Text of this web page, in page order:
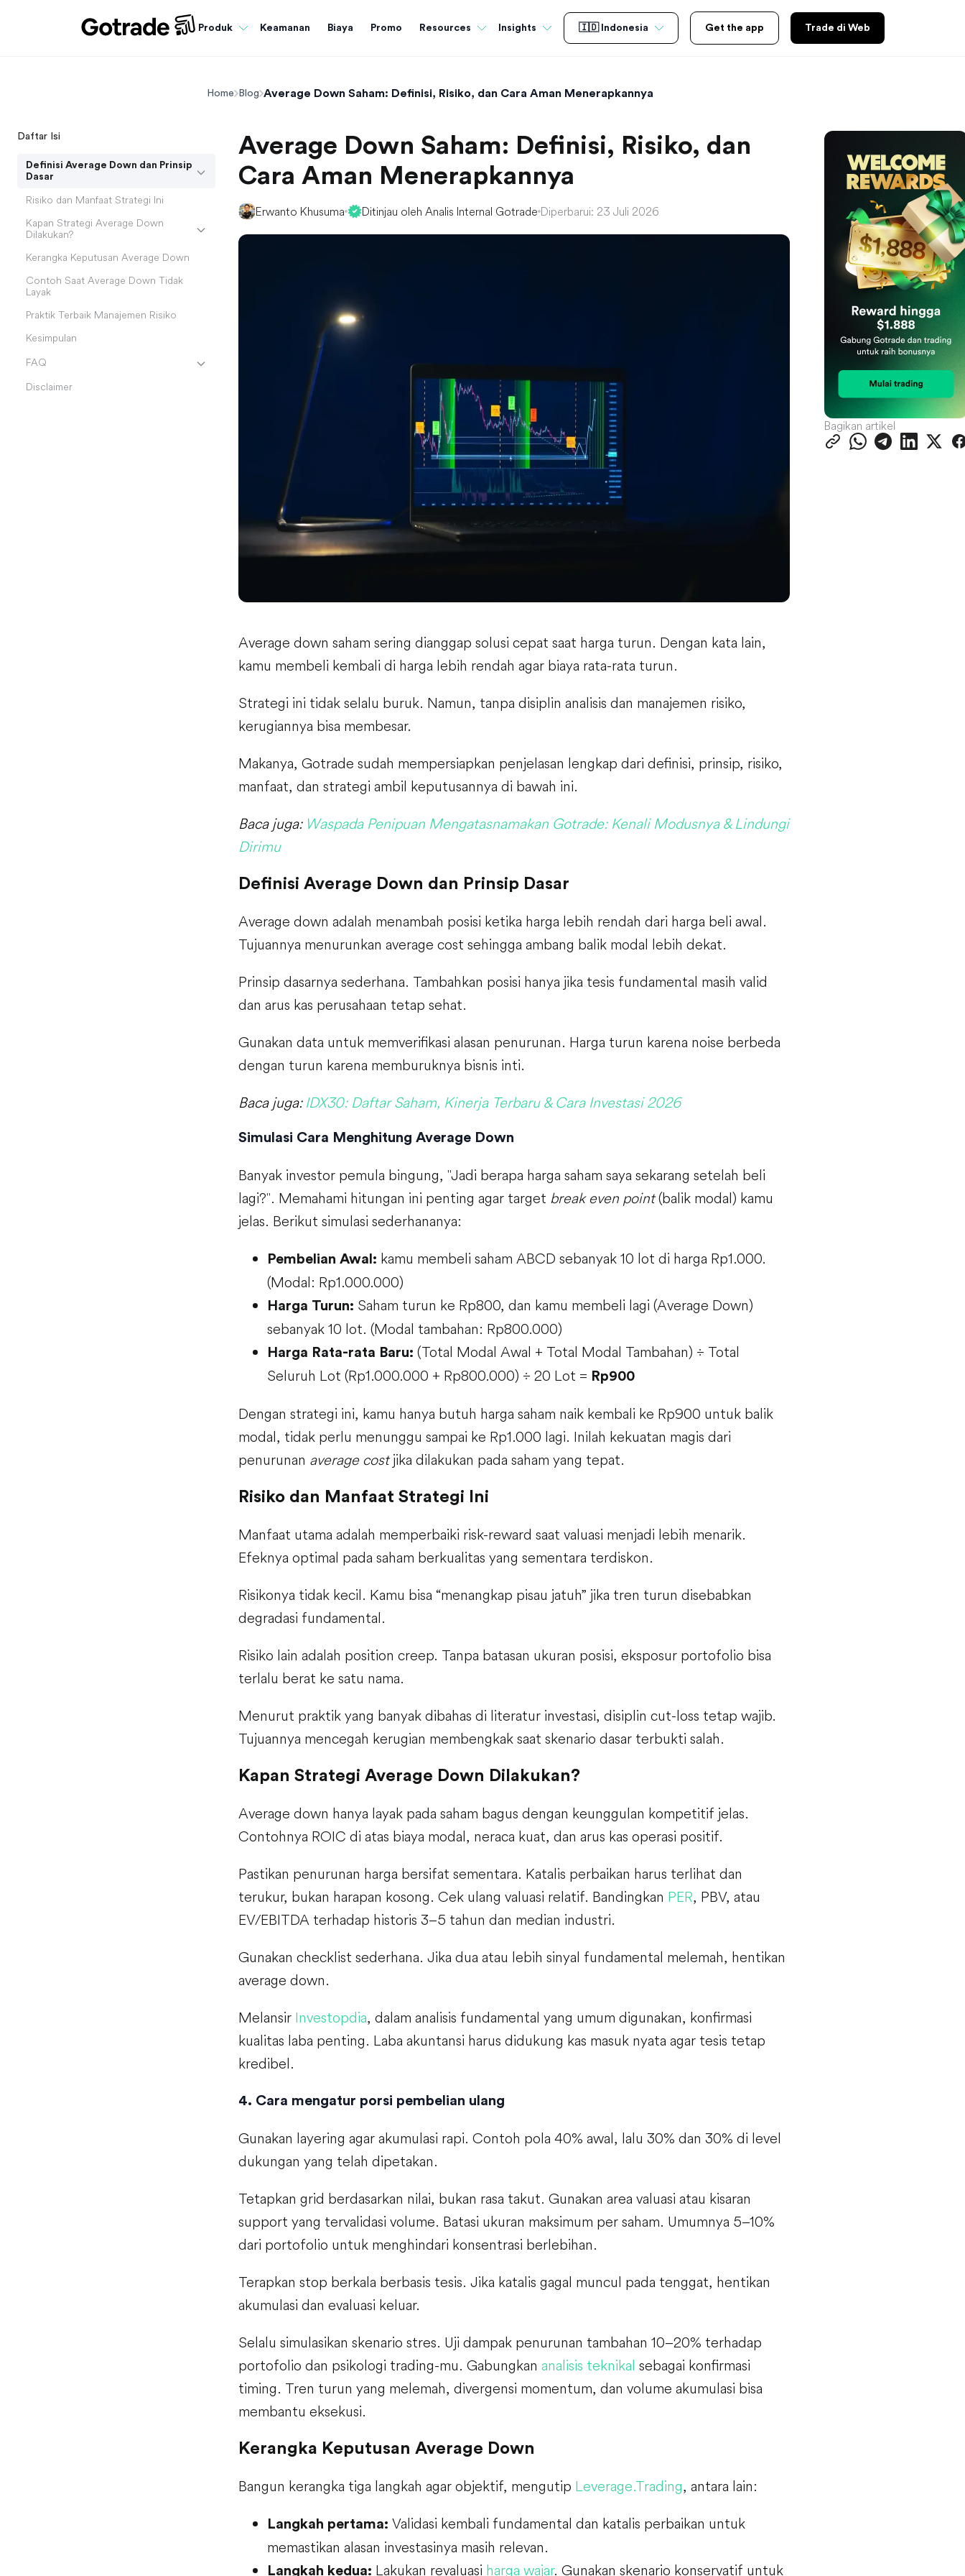
Produk Keamanan Biaya Promo Resources Insights 🇮🇩 Indonesia Get the app Trade di Web
Home Blog Average Down Saham: Definisi, Risiko, dan Cara Aman Menerapkannya
Daftar Isi
Definisi Average Down dan Prinsip
Dasar
Risiko dan Manfaat Strategi Ini
Kapan Strategi Average Down
Dilakukan?
Kerangka Keputusan Average Down
Contoh Saat Average Down Tidak
Layak
Praktik Terbaik Manajemen Risiko
Kesimpulan
FAQ
Disclaimer
Average Down Saham: Definisi, Risiko, dan
Cara Aman Menerapkannya
Erwanto Khusuma Ditinjau oleh Analis Internal Gotrade Diperbarui: 23 Juli 2026
Average down saham sering dianggap solusi cepat saat harga turun. Dengan kata lain,
kamu membeli kembali di harga lebih rendah agar biaya rata-rata turun.
Strategi ini tidak selalu buruk. Namun, tanpa disiplin analisis dan manajemen risiko,
kerugiannya bisa membesar.
Makanya, Gotrade sudah mempersiapkan penjelasan lengkap dari definisi, prinsip, risiko,
manfaat, dan strategi ambil keputusannya di bawah ini.
Baca juga: Waspada Penipuan Mengatasnamakan Gotrade: Kenali Modusnya & Lindungi
Dirimu
Definisi Average Down dan Prinsip Dasar
Average down adalah menambah posisi ketika harga lebih rendah dari harga beli awal.
Tujuannya menurunkan average cost sehingga ambang balik modal lebih dekat.
Prinsip dasarnya sederhana. Tambahkan posisi hanya jika tesis fundamental masih valid
dan arus kas perusahaan tetap sehat.
Gunakan data untuk memverifikasi alasan penurunan. Harga turun karena noise berbeda
dengan turun karena memburuknya bisnis inti.
Baca juga: IDX30: Daftar Saham, Kinerja Terbaru & Cara Investasi 2026
Simulasi Cara Menghitung Average Down
Banyak investor pemula bingung, "Jadi berapa harga saham saya sekarang setelah beli
lagi?". Memahami hitungan ini penting agar target break even point(balik modal) kamu
jelas. Berikut simulasi sederhananya:
Pembelian Awal: kamu membeli saham ABCD sebanyak 10 lot di harga Rp1.000.
(Modal: Rp1.000.000)
Harga Turun: Saham turun ke Rp800, dan kamu membeli lagi (Average Down)
sebanyak 10 lot. (Modal tambahan: Rp800.000)
Harga Rata-rata Baru: (Total Modal Awal + Total Modal Tambahan) ÷ Total
Seluruh Lot (Rp1.000.000 + Rp800.000) ÷ 20 Lot = Rp900
Dengan strategi ini, kamu hanya butuh harga saham naik kembali ke Rp900 untuk balik
modal, tidak perlu menunggu sampai ke Rp1.000 lagi. Inilah kekuatan magis dari
penurunan average costjika dilakukan pada saham yang tepat.
Risiko dan Manfaat Strategi Ini
Manfaat utama adalah memperbaiki risk-reward saat valuasi menjadi lebih menarik.
Efeknya optimal pada saham berkualitas yang sementara terdiskon.
Risikonya tidak kecil. Kamu bisa “menangkap pisau jatuh” jika tren turun disebabkan
degradasi fundamental.
Risiko lain adalah position creep. Tanpa batasan ukuran posisi, eksposur portofolio bisa
terlalu berat ke satu nama.
Menurut praktik yang banyak dibahas di literatur investasi, disiplin cut-loss tetap wajib.
Tujuannya mencegah kerugian membengkak saat skenario dasar terbukti salah.
Kapan Strategi Average Down Dilakukan?
Average down hanya layak pada saham bagus dengan keunggulan kompetitif jelas.
Contohnya ROIC di atas biaya modal, neraca kuat, dan arus kas operasi positif.
Pastikan penurunan harga bersifat sementara. Katalis perbaikan harus terlihat dan
terukur, bukan harapan kosong. Cek ulang valuasi relatif. Bandingkan PER, PBV, atau
EV/EBITDA terhadap historis 3–5 tahun dan median industri.
Gunakan checklist sederhana. Jika dua atau lebih sinyal fundamental melemah, hentikan
average down.
Melansir Investopdia, dalam analisis fundamental yang umum digunakan, konfirmasi
kualitas laba penting. Laba akuntansi harus didukung kas masuk nyata agar tesis tetap
kredibel.
4. Cara mengatur porsi pembelian ulang
Gunakan layering agar akumulasi rapi. Contoh pola 40% awal, lalu 30% dan 30% di level
dukungan yang telah dipetakan.
Tetapkan grid berdasarkan nilai, bukan rasa takut. Gunakan area valuasi atau kisaran
support yang tervalidasi volume. Batasi ukuran maksimum per saham. Umumnya 5–10%
dari portofolio untuk menghindari konsentrasi berlebihan.
Terapkan stop berkala berbasis tesis. Jika katalis gagal muncul pada tenggat, hentikan
akumulasi dan evaluasi keluar.
Selalu simulasikan skenario stres. Uji dampak penurunan tambahan 10–20% terhadap
portofolio dan psikologi trading-mu. Gabungkan analisis teknikal sebagai konfirmasi
timing. Tren turun yang melemah, divergensi momentum, dan volume akumulasi bisa
membantu eksekusi.
Kerangka Keputusan Average Down
Bangun kerangka tiga langkah agar objektif, mengutip Leverage.Trading, antara lain:
Langkah pertama: Validasi kembali fundamental dan katalis perbaikan untuk
memastikan alasan investasinya masih relevan.
Langkah kedua: Lakukan revaluasi harga wajar. Gunakan skenario konservatif untuk
Bagikan artikel